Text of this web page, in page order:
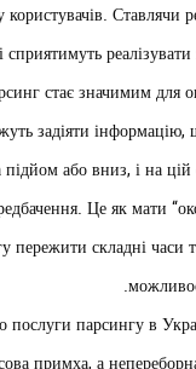
Ставлячи
сприятимуть
стає значимим для
задіяти
або вниз, і на цій
Це як мати
пережити складні часи
послуги парсингу в